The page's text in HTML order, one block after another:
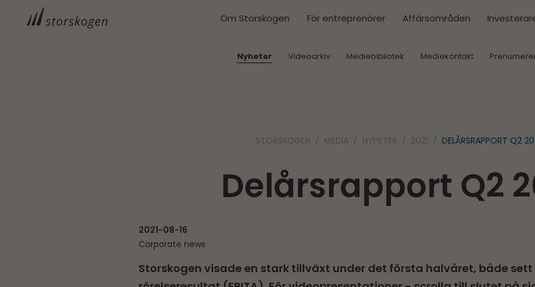
Om Storskogen För entreprenörer Affärsområden
Nyheter Videoarkiv Mediebibliotek Mediekontakt
STORSKOGEN MEDIA NYHETER 2021 DELÅRS­RAPPORT Q2
Delårs­rapport Q2
2021-08-16
Corporate news
Storskogen visade en stark tillväxt under det första halvåret, både